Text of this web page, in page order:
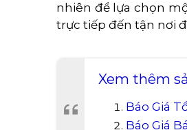
nhiên để lựa chọn
trực tiếp đến tận nơi
Xem thêm
Báo Giá
Báo Giá